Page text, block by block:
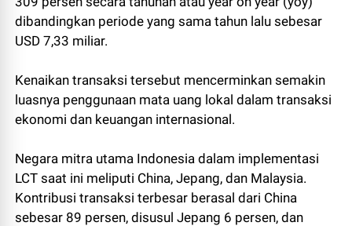
dibandingkan periode yang sama tahun lalu sebesar
USD 7,33 miliar.
Kenaikan transaksi tersebut mencerminkan semakin
luasnya penggunaan mata uang lokal dalam transaksi
ekonomi dan keuangan internasional.
Negara mitra utama Indonesia dalam implementasi
LCT saat ini meliputi China, Jepang, dan Malaysia.
Kontribusi transaksi terbesar berasal dari China
sebesar 89 persen, disusul Jepang 6 persen, dan